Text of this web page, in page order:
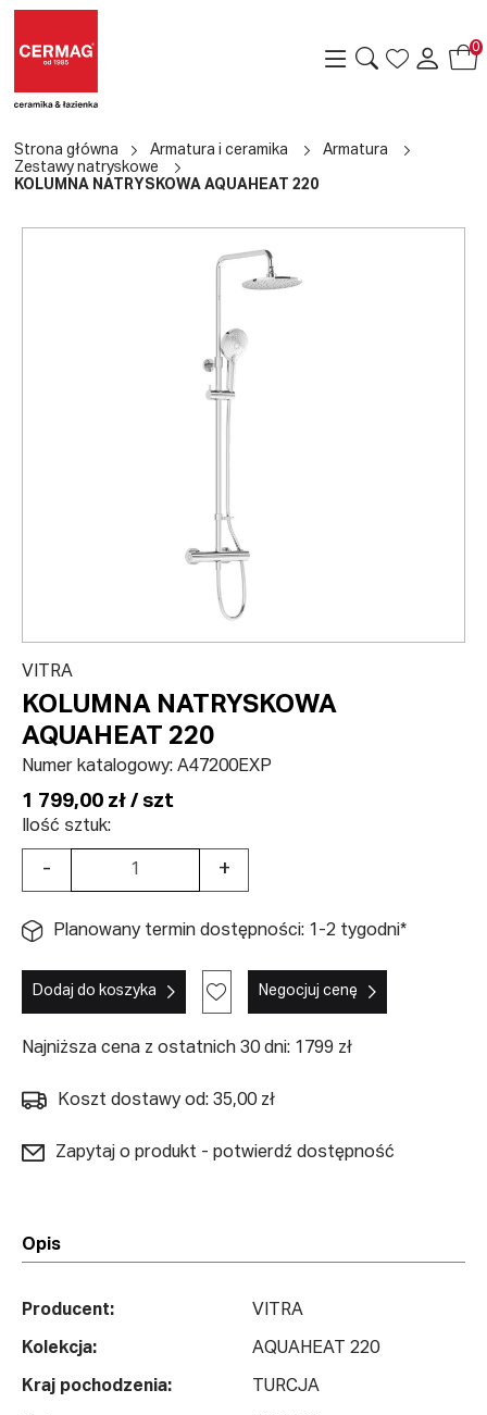
0
Strona główna Armatura i ceramika
Armatura
Zestawy natryskowe
KOLUMNA NATRYSKOWA AQUAHEAT 220
VITRA
KOLUMNA NATRYSKOWA
AQUAHEAT 220
Numer katalogowy: A47200EXP
1 799,00 zł / szt
Ilość sztuk:
- +
Planowany termin dostępności: 1-2 tygodni*
Dodaj do koszyka Negocjuj cenę
Najniższa cena z ostatnich 30 dni: 1799 zł
Koszt dostawy od: 35,00 zł
Zapytaj o produkt - potwierdź dostępność
Opis
Producent: VITRA
Kolekcja: AQUAHEAT 220
Kraj pochodzenia: TURCJA